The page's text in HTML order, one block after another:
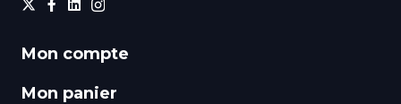
Mon compte
Mon panier